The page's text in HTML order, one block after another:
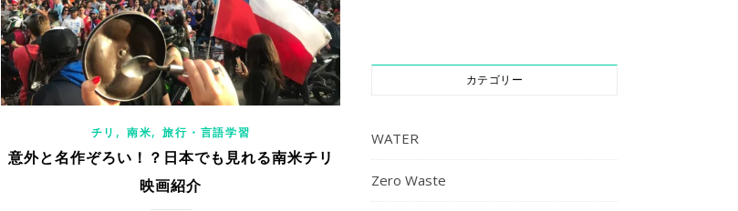
チリ ,南米,旅行・言語学習
意外と名作ぞろい！？日本でも見れる南米チリ
映画紹介
カテゴリー
WATER
Zero Waste